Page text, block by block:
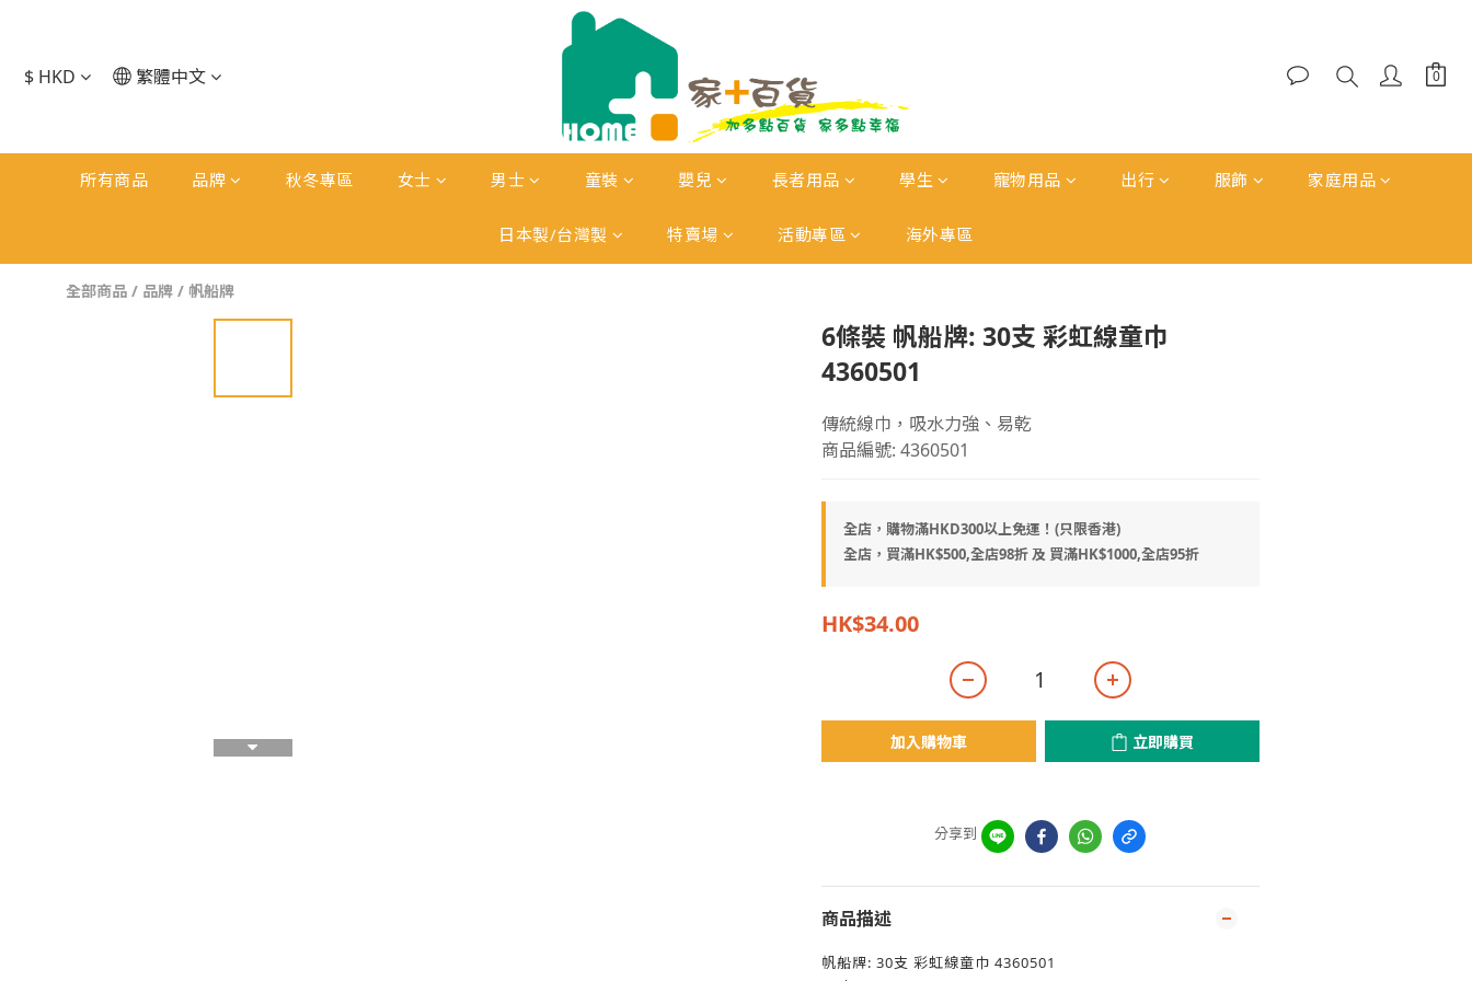
$ HKD 繁體中文
所有商品 品牌 秋冬專區 女士 男士 童裝 嬰兒 長者用品 學生 寵物用品 出行 服飾 家庭用品
日本製/台灣製 特賣場 活動專區 海外專區
全部商品 / 品牌 / 帆船牌
6條裝 帆船牌: 30支 彩虹線童巾
4360501
傳統線巾，吸水力強、易乾
商品編號: 4360501
全店，購物滿HKD300以上免運！(只限香港)
全店，買滿HK$500,全店98折 及 買滿HK$1000,全店95折
HK$34.00
加入購物車 立即購買
分享到
商品描述
帆船牌: 30支 彩虹線童巾 4360501